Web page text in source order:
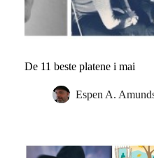
De 11 beste platene i mai
Espen A.